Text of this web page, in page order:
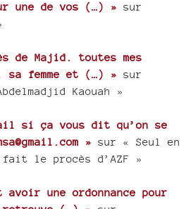
une de vos (…) » sur
de Majid. toutes mes
sa femme et (…) » sur
Kaouah »
si ça vous dit qu’on se
» sur « Seul en
fait le procès d’AZF »
avoir une ordonnance pour